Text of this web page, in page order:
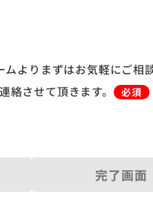
ムより まずはお気軽にご相
絡させて頂きます。 必須
完了画面